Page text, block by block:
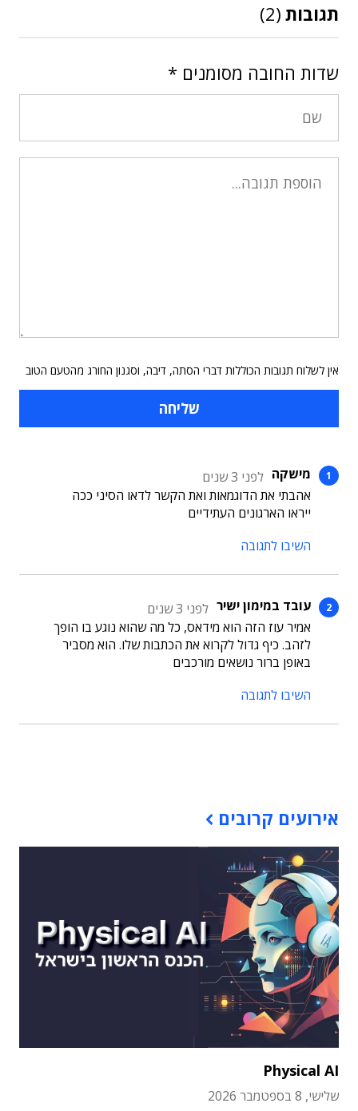
תגובות (2)
שדות החובה מסומנים *
אין לשלוח תגובות הכוללות דברי הסתה, דיבה, וסגנון החורג מהטעם הטוב
מישקה לפני 3 שנים
אהבתי את הדוגמאות ואת הקשר לדאו הסיני ככה
ייראו הארגונים העתידיים
השיבו לתגובה
עובד במימון ישיר לפני 3 שנים
אמיר עוז הזה הוא מידאס, כל מה שהוא נוגע בו הופך
לזהב. כיף גדול לקרוא את הכתבות שלו. הוא מסביר
באופן ברור נושאים מורכבים
השיבו לתגובה
אירועים קרובים
Physical AI
שלישי, 8 בספטמבר 2026